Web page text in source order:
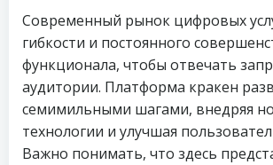
Современный рынок цифровых
гибкости и постоянного
функционала, чтобы отвечать
аудитории. Платформа кракен
семимильными шагами, внедряя
технологии и улучшая
Важно понимать, что здесь